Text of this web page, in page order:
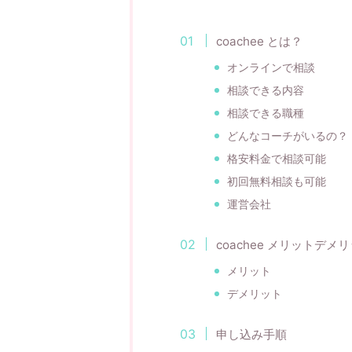
coachee とは？
オンラインで相談
相談できる内容
相談できる職種
どんなコーチがいるの？
格安料金で相談可能
初回無料相談も可能
運営会社
coachee メリットデメリ
メリット
デメリット
申し込み手順